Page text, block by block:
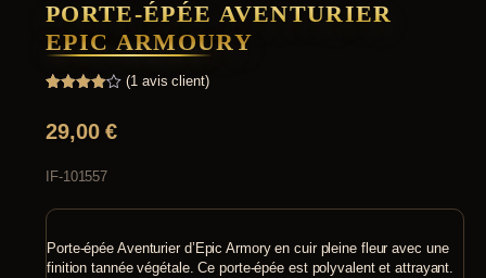
PORTE-ÉPÉE AVENTURIER
EPIC ARMOURY
basé
sur
client
(1 avis client)
29,00€
IF-101557
Porte-épée Aventurier d’Epic Armory en cuir pleine fleur avec une
finition tannée végétale. Ce porte-épée est polyvalent et attrayant.